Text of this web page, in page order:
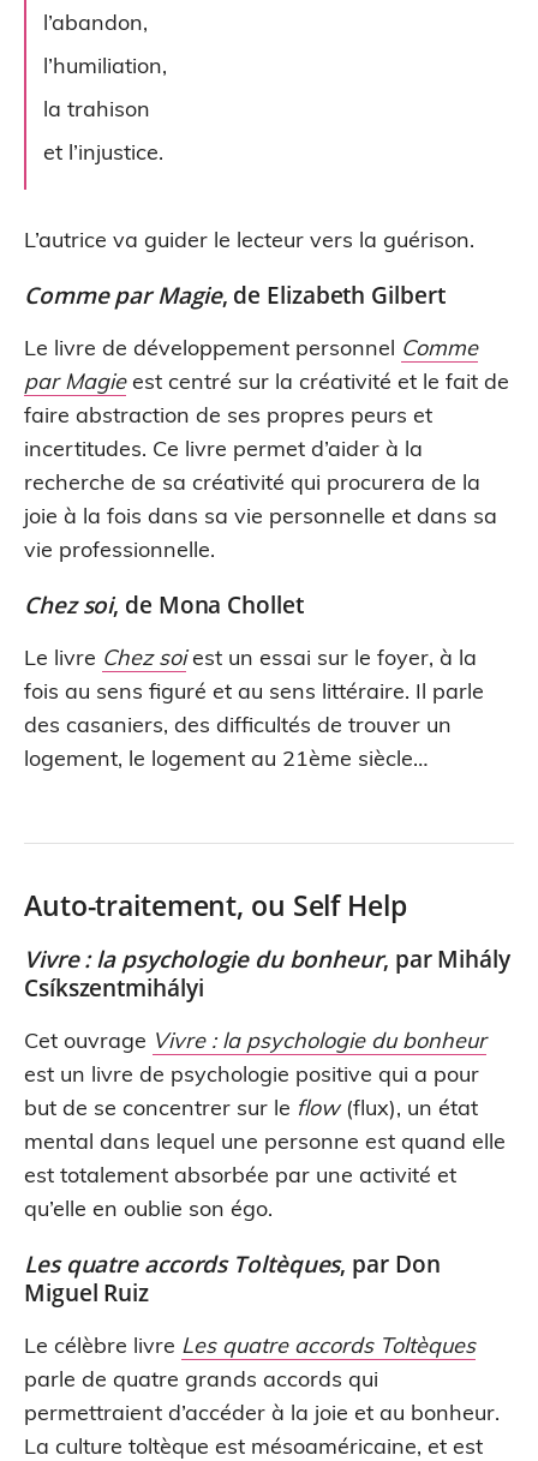
l’abandon,
l’humiliation,
la trahison
et l’injustice.
L’autrice va guider le lecteur vers la guérison.
Comme par Magie, de Elizabeth Gilbert
Le livre de développement personnel Comme
par Magieest centré sur la créativité et le fait de
faire abstraction de ses propres peurs et
incertitudes. Ce livre permet d’aider à la
recherche de sa créativité qui procurera de la
joie à la fois dans sa vie personnelle et dans sa
vie professionnelle.
Chez soi, de Mona Chollet
Le livre Chez soiest un essai sur le foyer, à la
fois au sens figuré et au sens littéraire. Il parle
des casaniers, des difficultés de trouver un
logement, le logement au 21ème siècle…
Auto-traitement, ou Self Help
Vivre : la psychologie du bonheur, par Mihály
Csíkszentmihályi
Cet ouvrage Vivre : la psychologie du bonheur
est un livre de psychologie positive qui a pour
but de se concentrer sur le flow(flux), un état
mental dans lequel une personne est quand elle
est totalement absorbée par une activité et
qu’elle en oublie son égo.
Les quatre accords Toltèques, par Don
Miguel Ruiz
Le célèbre livre Les quatre accords Toltèques
parle de quatre grands accords qui
permettraient d’accéder à la joie et au bonheur.
La culture toltèque est mésoaméricaine, et est